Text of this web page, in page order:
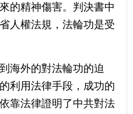
的精神傷害。判決書中
人權法規，法輪功是受
海外的對法輪功的迫
利用法律手段，成功的
靠法律證明了中共對法